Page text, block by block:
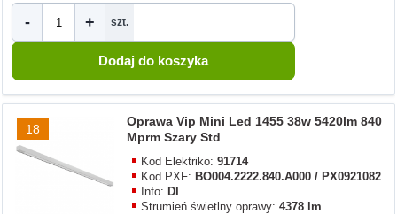
- + szt.
18
Oprawa Vip Mini Led 1455 38w 5420lm 840
Mprm Szary Std
Kod Elektriko:91714
Kod PXF: BO004.2222.840.A000 / PX0921082
Info: DI
Strumień świetlny oprawy:4378 lm